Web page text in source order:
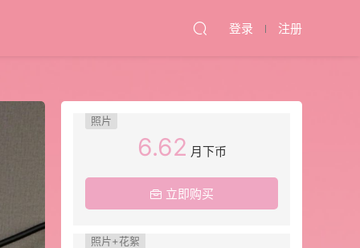
登录 注册
照片
6.62 月下币
立即购买
照片+花絮